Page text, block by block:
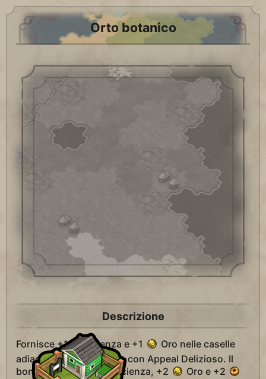
Orto botanico
Descrizione
Fornisce +1 Scienza e +1
Oro nelle caselle
adiacenti non migliorate con Appeal Delizioso. Il
bonus passa a +2
Scienza, +2
Oro e +2